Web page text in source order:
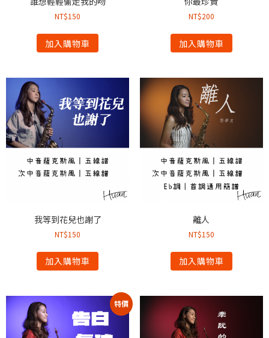
NT$150
加入購物車
NT$200
加入購物車
我等到花兒也謝了
NT$150
加入購物車
離人
NT$150
加入購物車
特價